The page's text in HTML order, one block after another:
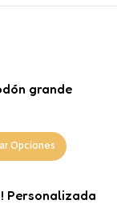
grande
Opciones
Personalizada